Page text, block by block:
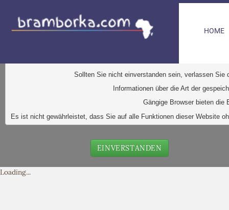
Diese Website verwendet Cookies. Dabei handelt es
Sollten Sie nicht einverstanden sein, verlassen
Informationen über die Art der
Gängige Browser bieten
Es ist nicht gewährleistet, dass Sie auf alle Funktionen dieser Website
EINVERSTANDEN
Loading...
HOME